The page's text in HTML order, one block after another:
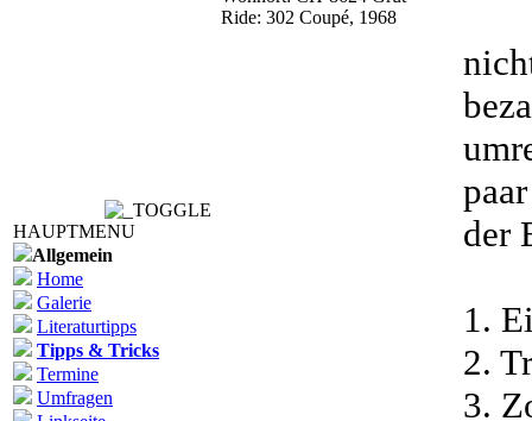
HAUPTMENU
Allgemein
Home
Galerie
Literaturtipps
Tipps & Tricks
Termine
Umfragen
Ride: 302 Coupé, 1968
der
1.
2.
3.